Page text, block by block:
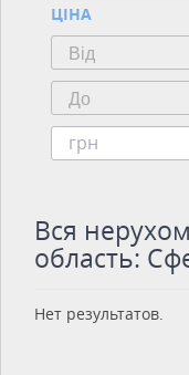
ЦІНА
грн
Вся
область:
Нет результатов.